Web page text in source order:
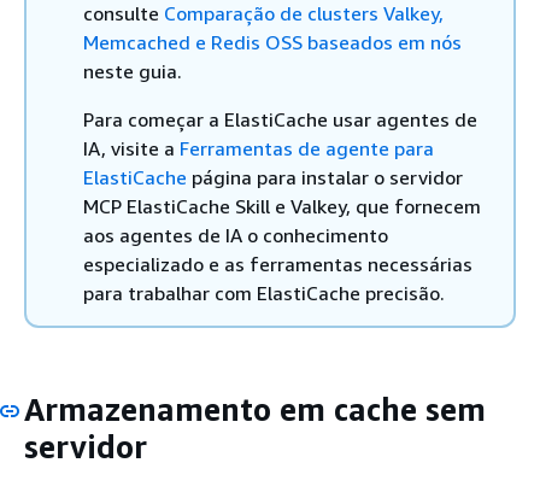
consulte Comparação de clusters Valkey,
Memcached e Redis OSS baseados em nós
neste guia.
Para começar a ElastiCache usar agentes de
IA, visite a Ferramentas de agente para
ElastiCache página para instalar o servidor
MCP ElastiCache Skill e Valkey, que fornecem
aos agentes de IA o conhecimento
especializado e as ferramentas necessárias
para trabalhar com ElastiCache precisão.
Armazenamento em cache sem
servidor